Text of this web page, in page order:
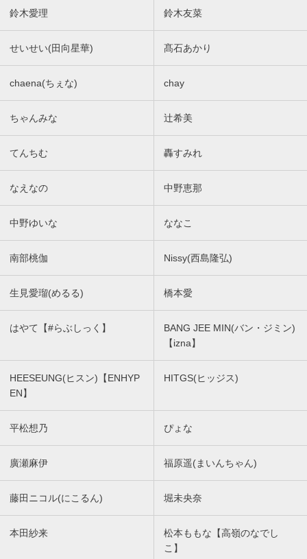
鈴木愛理 鈴木友菜
せいせい(田向星華) 髙石あかり
chaena(ちぇな) chay
ちゃんみな 辻希美
てんちむ 轟すみれ
なえなの 中野恵那
中野ゆいな ななこ
南部桃伽 Nissy(西島隆弘)
生見愛瑠(めるる) 橋本愛
はやて【#らぶしっく】
BANG JEE MIN(バン・ジミン)
【izna】
HEESEUNG(ヒスン)【ENHYP
EN】
HITGS(ヒッジス)
平松想乃 ぴょな
廣瀬麻伊 福原遥(まいんちゃん)
藤田ニコル(にこるん) 堀未央奈
本田紗来
松本ももな【高嶺のなでし
こ】